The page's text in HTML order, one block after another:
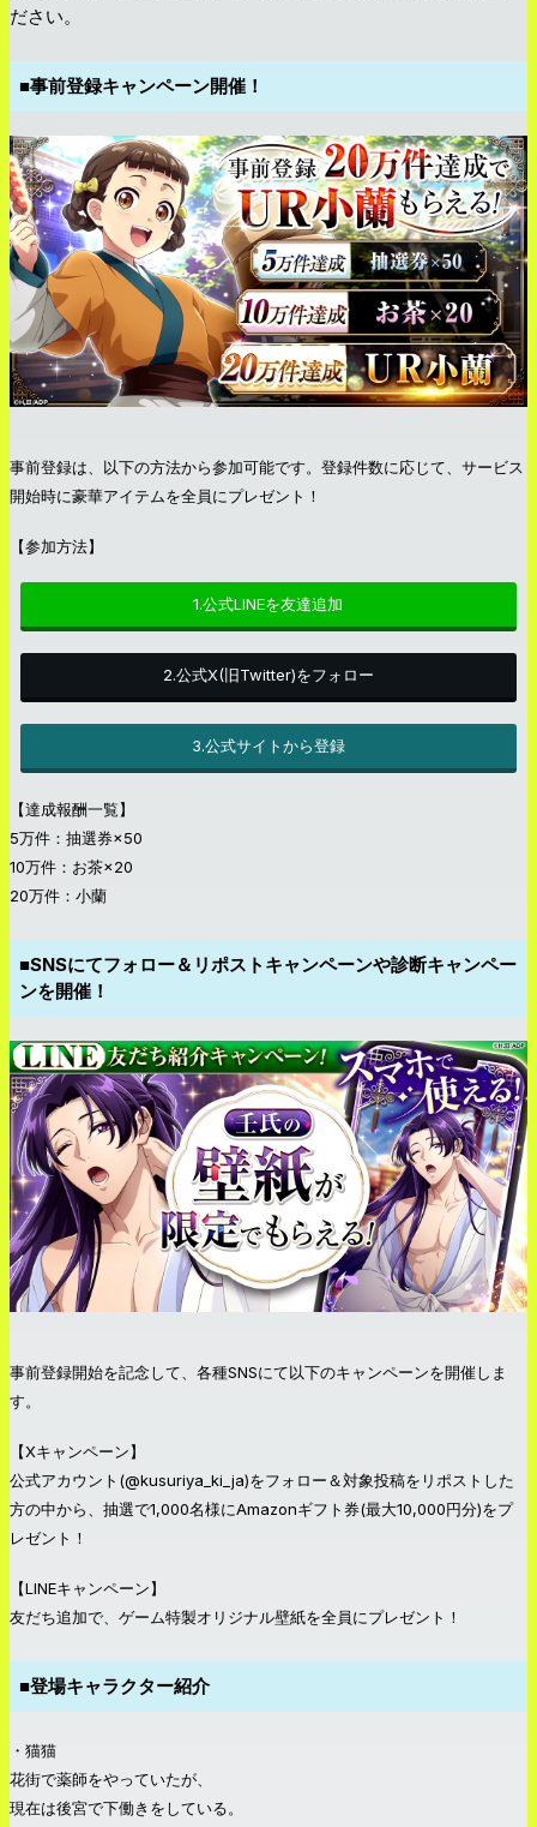
ださい。
■事前登録キャンペーン開催！
事前登録は、以下の方法から参加可能です。登録件数に応じて、サービス
開始時に豪華アイテムを全員にプレゼント！
【参加方法】
1.公式LINEを友達追加
2.公式X(旧Twitter)をフォロー
3.公式サイトから登録
【達成報酬一覧】
5万件：抽選券×50
10万件：お茶×20
20万件：小蘭
■SNSにてフォロー＆リポストキャンペーンや診断キャンペー
ンを開催！
事前登録開始を記念して、各種SNSにて以下のキャンペーンを開催しま
す。
【Xキャンペーン】
公式アカウント(@kusuriya_ki_ja)をフォロー＆対象投稿をリポストした
方の中から、抽選で1,000名様にAmazonギフト券(最大10,000円分)をプ
レゼント！
【LINEキャンペーン】
友だち追加で、ゲーム特製オリジナル壁紙を全員にプレゼント！
■登場キャラクター紹介
・猫猫
花街で薬師をやっていたが、
現在は後宮で下働きをしている。